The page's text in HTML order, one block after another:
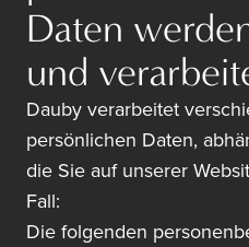
Daten
und
Dauby verarbeitet
persönlichen Daten,
die Sie auf unserer
Fall:
Die folgenden